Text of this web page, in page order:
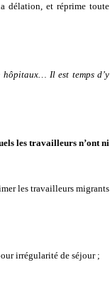
délation, et réprime toute
hôpitaux… Il est temps d’y
les travailleurs n’ont ni
les travailleurs migrants
irrégularité de séjour ;